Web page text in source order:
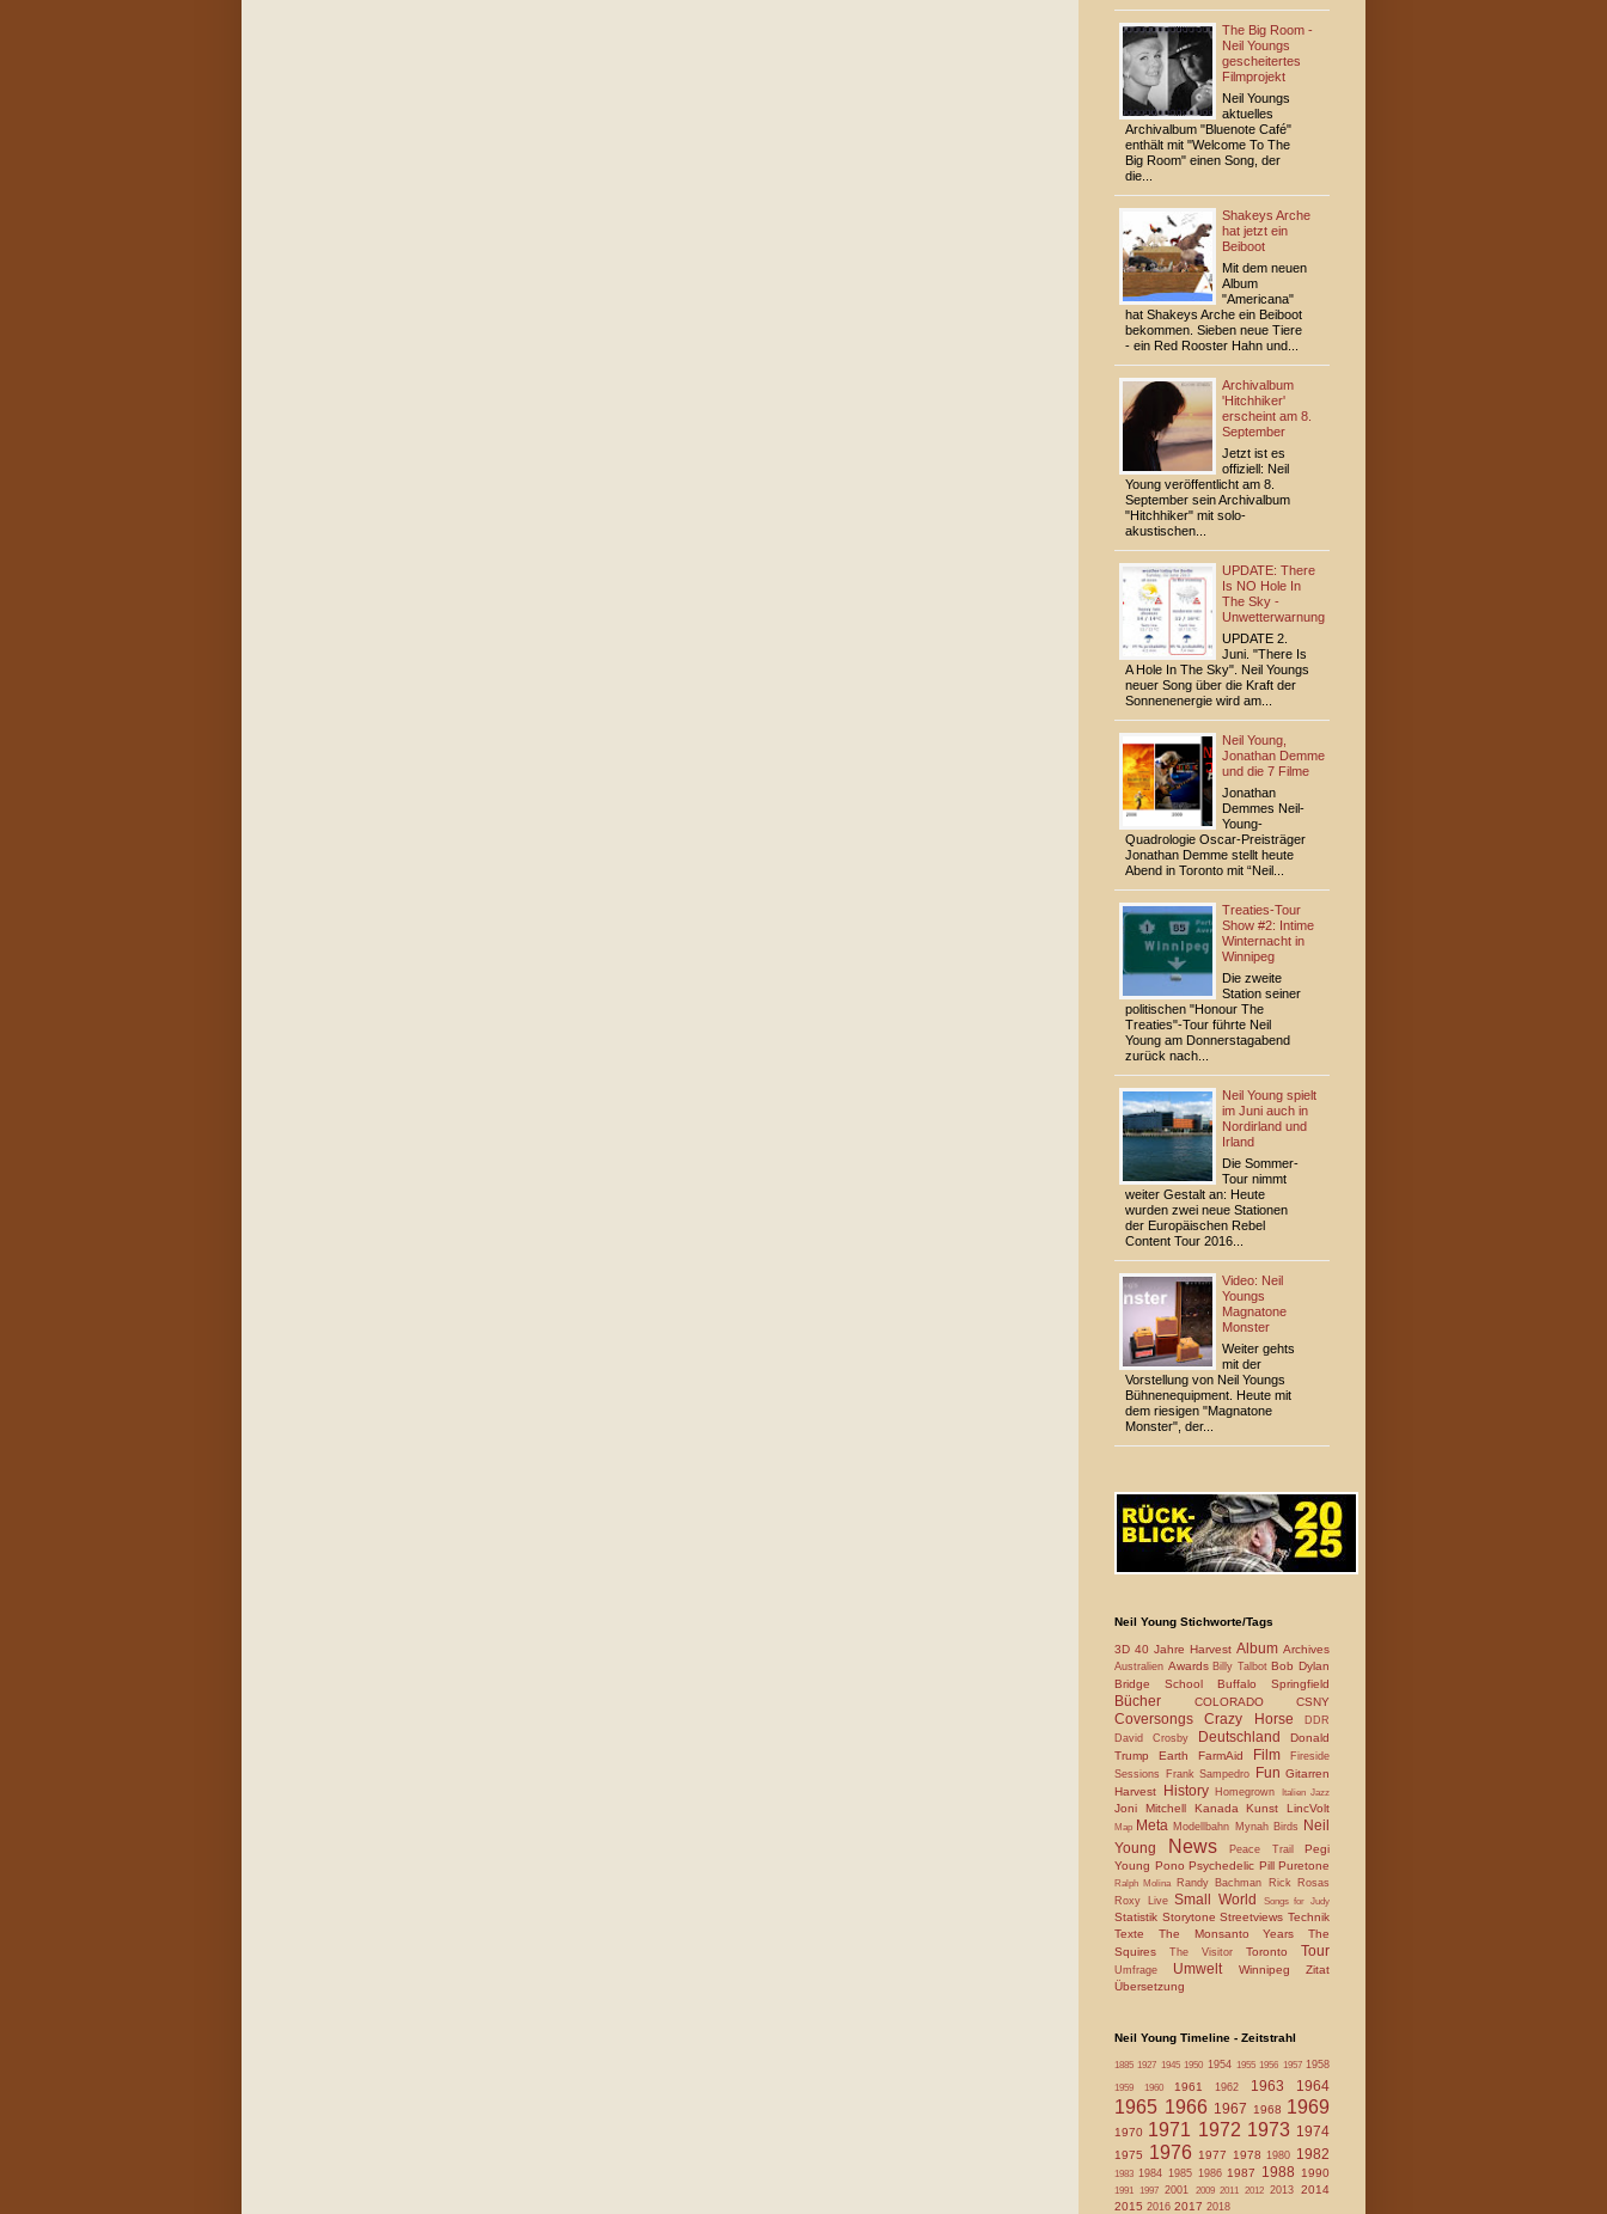
The Big Room -
Neil Youngs
gescheitertes
Filmprojekt
Neil Youngs
aktuelles
Archivalbum "Bluenote Café"
enthält mit "Welcome To The
Big Room" einen Song, der
die...
Shakeys Arche
hat jetzt ein
Beiboot
Mit dem neuen
Album
"Americana"
hat Shakeys Arche ein Beiboot
bekommen. Sieben neue Tiere
- ein Red Rooster Hahn und...
Archivalbum
'Hitchhiker'
erscheint am 8.
September
Jetzt ist es
offiziell: Neil
Young veröffentlicht am 8.
September sein Archivalbum
"Hitchhiker" mit solo-
akustischen...
UPDATE: There
Is NO Hole In
The Sky -
Unwetterwarnung
UPDATE 2.
Juni. "There Is
A Hole In The Sky". Neil Youngs
neuer Song über die Kraft der
Sonnenenergie wird am...
Neil Young,
Jonathan Demme
und die 7 Filme
Jonathan
Demmes Neil-
Young-
Quadrologie Oscar-Preisträger
Jonathan Demme stellt heute
Abend in Toronto mit “Neil...
Treaties-Tour
Show #2: Intime
Winternacht in
Winnipeg
Die zweite
Station seiner
politischen "Honour The
Treaties"-Tour führte Neil
Young am Donnerstagabend
zurück nach...
Neil Young spielt
im Juni auch in
Nordirland und
Irland
Die Sommer-
Tour nimmt
weiter Gestalt an: Heute
wurden zwei neue Stationen
der Europäischen Rebel
Content Tour 2016...
Video: Neil
Youngs
Magnatone
Monster
Weiter gehts
mit der
Vorstellung von Neil Youngs
Bühnen­equipment. Heute mit
dem riesigen "Magnatone
Monster", der...
Neil Young Stichworte/Tags
3D 40 Jahre Harvest Album Archives
Australien Awards Billy Talbot Bob Dylan
Bridge School Buffalo Springfield
Bücher COLORADO CSNY
CoversongsCrazy HorseDDR
David Crosby
Deutschland
Donald
Trump Earth FarmAid Film
Fireside
Sessions
Frank Sampedro Fun Gitarren
Harvest
History Homegrown Italien Jazz
Joni Mitchell Kanada Kunst LincVolt
Map MetaModellbahn Mynah Birds
Neil
Young
News Peace Trail Pegi
Young Pono Psychedelic Pill Puretone
Ralph Molina Randy Bachman
Rick Rosas
Roxy LiveSmall World Songs for Judy
Statistik StorytoneStreetviewsTechnik
Texte The Monsanto Years The
Squires The Visitor Toronto Tour
Umfrage Umwelt WinnipegZitat
Übersetzung
Neil Young Timeline - Zeitstrahl
18851927 19451950 1954 19551956 1957 1958
1959 1960 1961 1962 1963 1964
1965 1966 1967 1968 1969
1970 1971 1972 1973 1974
1975 1976 1977 19781980 1982
1983 1984 1985 19861987 19881990
1991 1997 2001 20092011201220132014
2015 2016 2017 2018